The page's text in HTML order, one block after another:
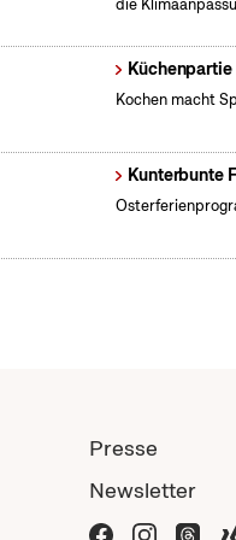
die
Kochen macht
Kunterbunte
Presse
Newsletter